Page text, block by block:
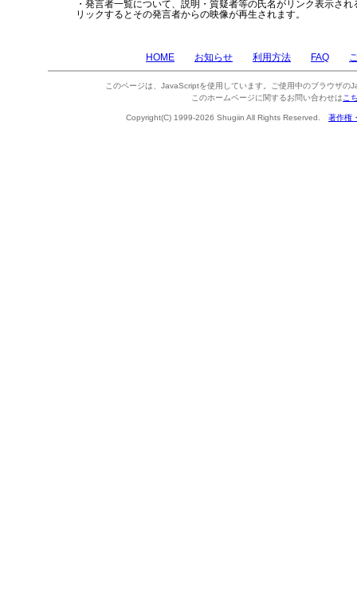
・発言者一覧について、説明・質疑者等の氏名がリンク表示さ
リックするとその発言者からの映像が再生されます。
HOME お知らせ 利用方法 FAQ
このページは、JavaScriptを使用しています。ご使用中のブラウザの
このホームページに関するお問い合わせは こ
Copyright(C) 1999-2026 Shugiin All Rights Reserved. 著作権